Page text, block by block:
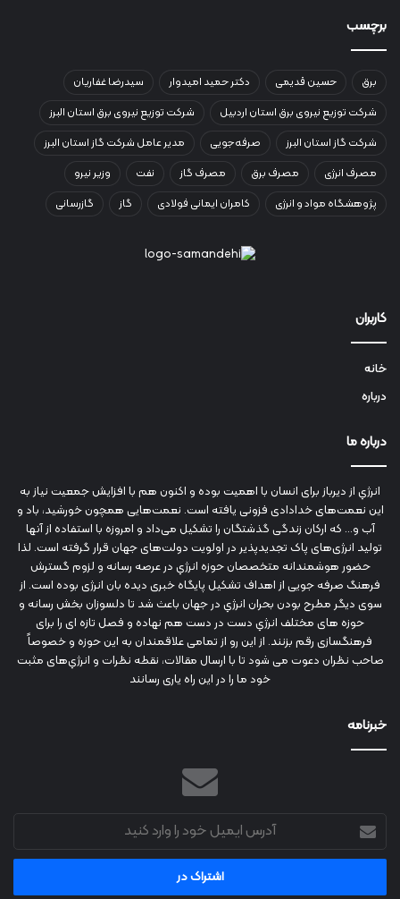
برچسب
برق حسین قدیمی دکتر حمید امیدوار
سیدرضا غفاریان
شرکت توزیع نیروی برق استان اردبیل
شرکت توزیع نیروی برق استان البرز
شرکت گاز استان البرز
صرفه‌جویی
مدیر عامل شرکت گاز استان البرز
مصرف انرژی
مصرف برق مصرف گاز نفت
وزیر نیرو
پژوهشگاه مواد و انرژی
کامران ایمانی فولادی گاز گازرسانی
کاربران
خانه
درباره
درباره ما
انرژي‌ از دیرباز برای انسان با اهمیت بوده و اکنون هم با افزایش جمعیت نیاز به
این نعمت‌های خدادادی فزونی یافته است. نعمت‌هایی همچون خورشید، باد و
آب و... که ارکان زندگی گذشتگان را تشکیل می‌داد و امروزه با استفاده از آنها
تولید انرژی‌های پاک تجدیدپذیر در اولویت دولت‌های جهان قرار گرفته است. لذا
حضور هوشمندانه متخصصان حوزه انرژي در عرصه رسانه و لزوم گسترش
فرهنگ صرفه جویی از اهداف تشکیل پایگاه خبری دیده بان انرژی بوده است. از
سوی دیگر مطرح بودن بحران انرژي در جهان باعث شد تا دلسوزان بخش رسانه و
حوزه های مختلف انرژي دست در دست هم نهاده و فصل تازه ای را برای
فرهنگسازی رقم بزنند. از این رو از تمامی علاقمندان به این حوزه و خصوصاً
صاحب نظران دعوت می شود تا با ارسال مقالات، نقطه نظرات و انرژي‌های مثبت
خود ما را در این راه یاری رسانند
خبرنامه
آدرس
ایمیل
خود